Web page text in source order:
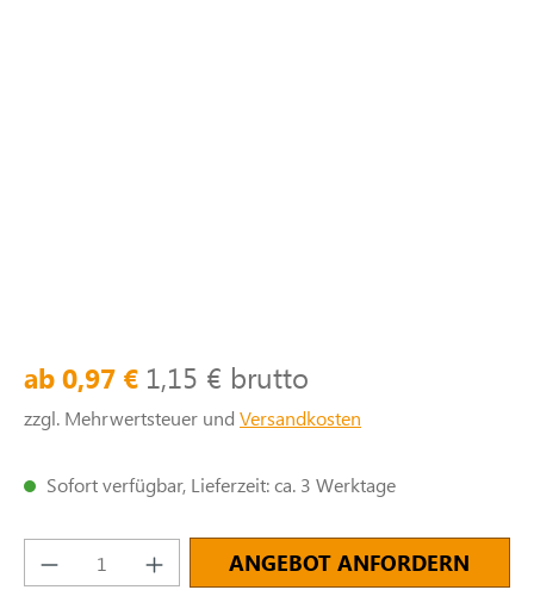
ab 0,97 € 1,15 € brutto
zzgl. Mehrwertsteuer und Versandkosten
Sofort verfügbar, Lieferzeit: ca. 3 Werktage
Produkt Anzahl: Gib den gewünschten
ANGEBOT ANFORDERN